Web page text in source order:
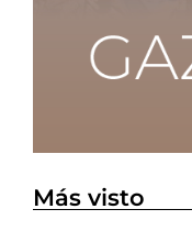
Más visto